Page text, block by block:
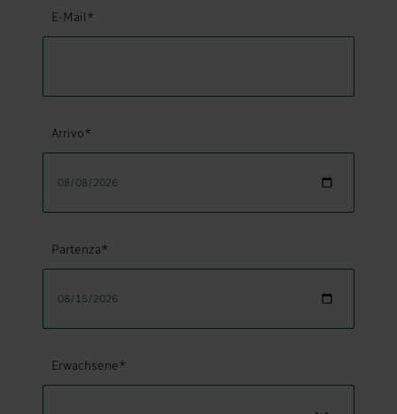
E-Mail*
Arrivo*
Partenza*
Erwachsene*